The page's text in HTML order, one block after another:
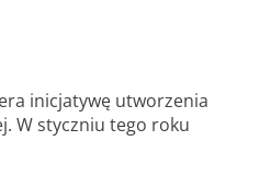
inicjatywę utworzenia
W styczniu tego roku